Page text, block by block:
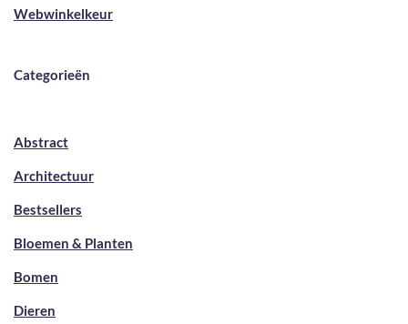
Webwinkelkeur
Categorieën
Abstract
Architectuur
Bestsellers
Bloemen & Planten
Bomen
Dieren